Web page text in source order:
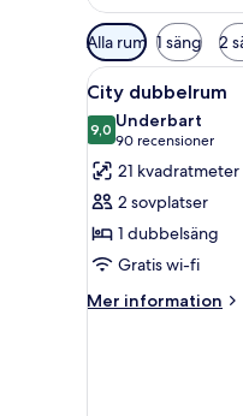
Tillgängliga
filter
för
rum
Alla rum 1 säng 2
Öppna
alla
foton
för
City
dubbelrum
7
City dubbelrum
9,09,0 av 10
Underbart
90 recensioner
(90
21 kvadratmeter
2 sovplatser
1 dubbelsäng
Gratis wi-fi
Mer information
Mer